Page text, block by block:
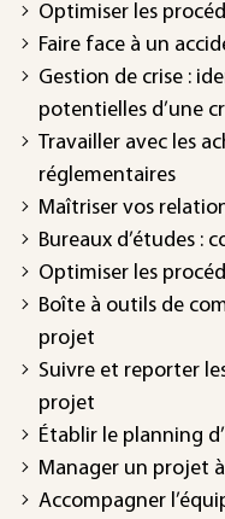
Optimiser les
Faire face à un
Gestion de crise :
potentielles d’une
Travailler avec les
réglementaires
Maîtriser vos
Bureaux d’études :
Optimiser les
Boîte à outils de
projet
Suivre et reporter
projet
Établir le planning
Manager un projet
Accompagner